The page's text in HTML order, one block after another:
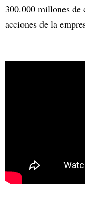
300.000 millones
acciones de la